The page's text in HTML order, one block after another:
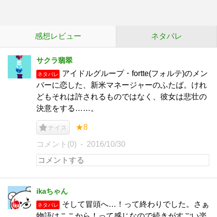
感想レビュー ネタバレ
サクラ翡翠
ネタバレ
アイドルグループ・fortte(フォルテ)のメン
バーに恋した、新米マネージャーのふたば。けれ
どもそれは許されるものではなく、彼女は悲壮の
決意をする……。
ナイス ★8
コメント(0) 2016/10/30
ikaちゃん
ネタバレ
そして冒頭へ…！って終わりでした。さぁ